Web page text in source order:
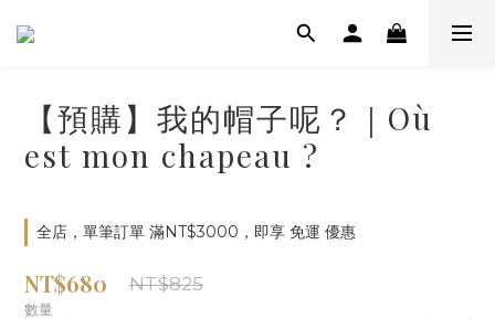
【預購】我的帽子呢？｜Où
est mon chapeau ?
全店，單筆訂單 滿NT$3000，即享 免運 優惠
NT$680 NT$825
數量